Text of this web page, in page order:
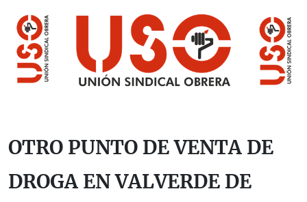
OTRO PUNTO DE VENTA DE
DROGA EN VALVERDE DE